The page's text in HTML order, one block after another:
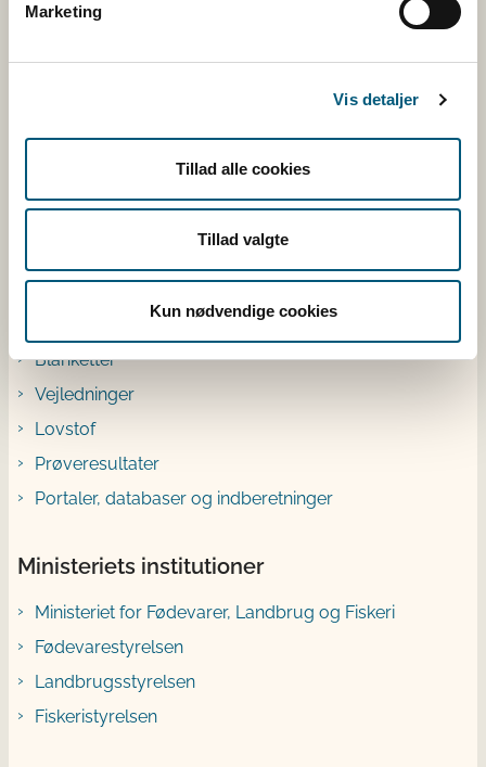
Marketing
Vis detaljer
Tillad alle cookies
Tillad valgte
Kun nødvendige cookies
Ræv
Blanketter
Vejledninger
Lovstof
Prøveresultater
Portaler, databaser og indberetninger
Ministeriets institutioner
Ministeriet for Fødevarer, Landbrug og Fiskeri
Fødevarestyrelsen
Landbrugsstyrelsen
Fiskeristyrelsen